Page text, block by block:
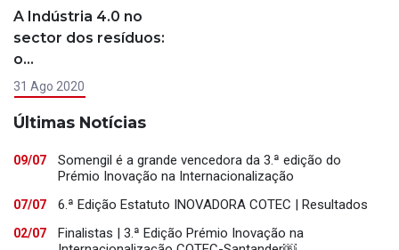
A Indústria 4.0 no
sector dos resíduos:
o…
31 Ago 2020
Últimas Notícias
09/07
Somengil é a grande vencedora da 3.ª edição do
Prémio Inovação na Internacionalização
07/07 6.ª Edição Estatuto INOVADORA COTEC | Resultados
02/07
Finalistas | 3.ª Edição Prémio Inovação na